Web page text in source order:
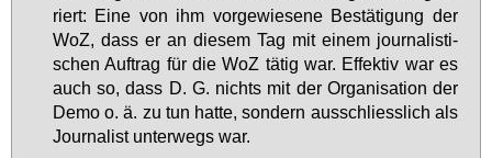
riert: Ei­ne von ihm vor­ge­wie­se­ne Be­stä­ti­gung der
WoZ, dass er an die­sem Tag mit ei­nem jour­na­lis­ti­
schen Auf­trag für die WoZ tä­tig war. Ef­fek­tiv war es
auch so, dass D. G. nichts mit der Or­ga­ni­sa­ti­on der
De­mo o. ä. zu tun hat­te, son­dern aus­schliess­lich als
Jour­na­list un­ter­wegs war.